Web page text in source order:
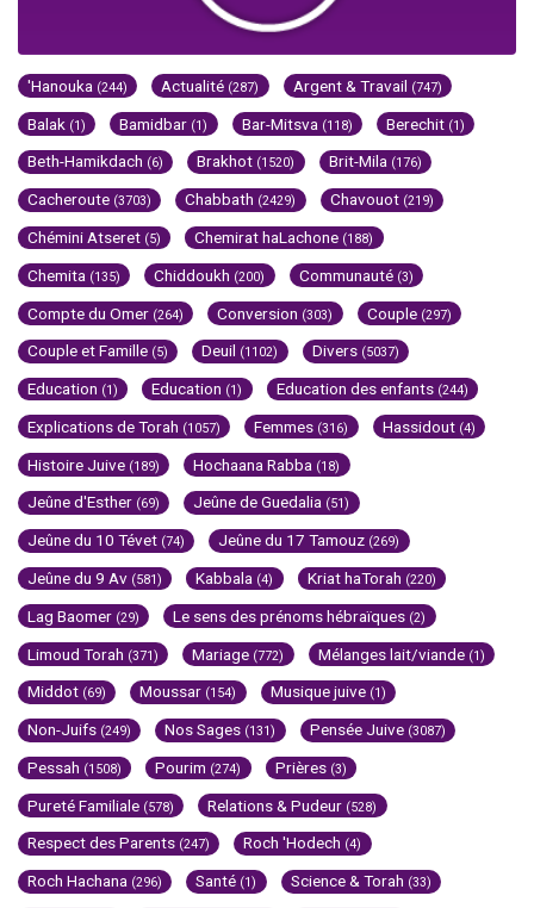
'Hanouka (244) Actualité (287) Argent & Travail (747)
Balak (1) Bamidbar (1) Bar-Mitsva (118) Berechit (1)
Beth-Hamikdach (6) Brakhot (1520) Brit-Mila (176)
Cacheroute (3703) Chabbath (2429) Chavouot (219)
Chémini Atseret (5) Chemirat haLachone (188)
Chemita (135) Chiddoukh (200) Communauté (3)
Compte du Omer (264) Conversion (303) Couple (297)
Couple et Famille (5) Deuil (1102) Divers (5037)
Education (1) Education (1) Education des enfants (244)
Explications de Torah (1057) Femmes (316) Hassidout (4)
Histoire Juive (189) Hochaana Rabba (18)
Jeûne d'Esther (69) Jeûne de Guedalia (51)
Jeûne du 10 Tévet (74) Jeûne du 17 Tamouz (269)
Jeûne du 9 Av (581) Kabbala (4) Kriat haTorah (220)
Lag Baomer (29) Le sens des prénoms hébraïques (2)
Limoud Torah (371) Mariage (772) Mélanges lait/viande (1)
Middot (69) Moussar (154) Musique juive (1)
Non-Juifs (249) Nos Sages (131) Pensée Juive (3087)
Pessah (1508) Pourim (274) Prières (3)
Pureté Familiale (578) Relations & Pudeur (528)
Respect des Parents (247) Roch 'Hodech (4)
Roch Hachana (296) Santé (1) Science & Torah (33)